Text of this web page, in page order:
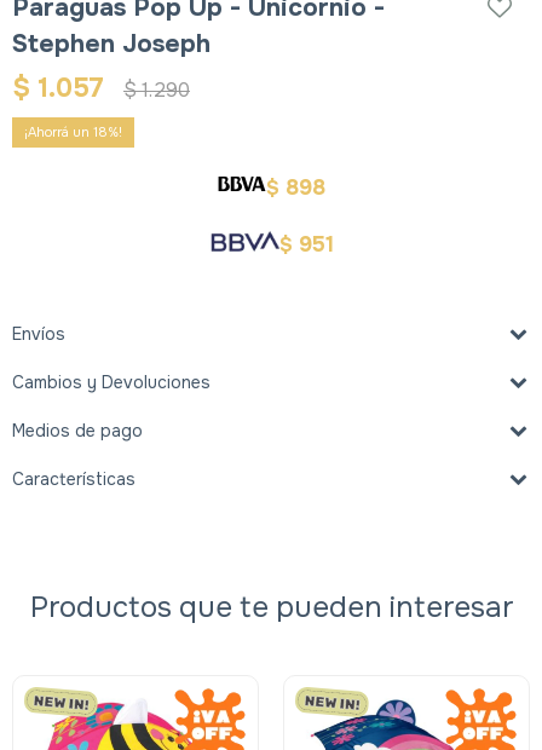
Paraguas Pop Up - Unicornio -
Stephen Joseph
$ 1.057 $1.290
18
$ 898
$ 951
Envíos
Cambios y Devoluciones
Medios de pago
Características
Productos que te pueden interesar